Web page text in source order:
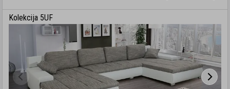
Kolekcija 5UF